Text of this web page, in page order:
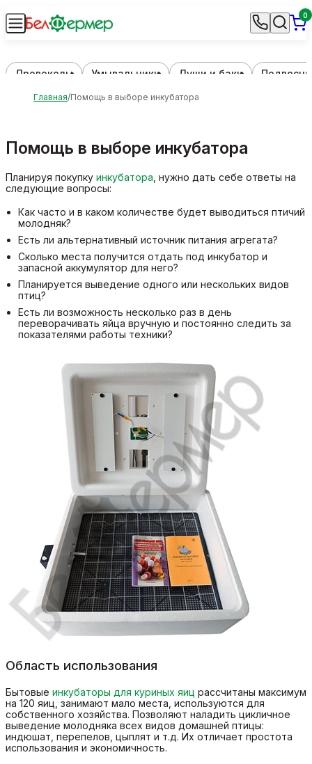
0
Дровоколы Умывальники Души и баки
Главная Помощь в выборе инкубатора
Помощь в выборе инкубатора
Планируя покупку инкубатора , нужно дать себе ответы на
следующие вопросы:
Как часто и в каком количестве будет выводиться птичий
молодняк?
Есть ли альтернативный источник питания агрегата?
Сколько места получится отдать под инкубатор и
запасной аккумулятор для него?
Планируется выведение одного или нескольких видов
птиц?
Есть ли возможность несколько раз в день
переворачивать яйца вручную и постоянно следить за
показателями работы техники?
Область использования
Бытовые инкубаторы для куриных яиц рассчитаны максимум
на 120 яиц, занимают мало места, используются для
собственного хозяйства. Позволяют наладить цикличное
выведение молодняка всех видов домашней птицы:
индюшат, перепелов, цыплят и т.д. Их отличает простота
использования и экономичность.